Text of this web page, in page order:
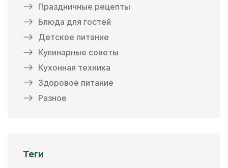
Праздничные рецепты
Блюда для гостей
Детское питание
Кулинарные советы
Кухонная техника
Здоровое питание
Разное
Теги